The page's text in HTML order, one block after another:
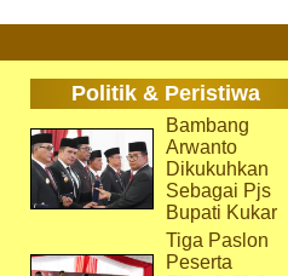
Politik & Peristiwa
Bambang
Arwanto
Dikukuhkan
Sebagai Pjs
Bupati Kukar
Tiga Paslon
Peserta